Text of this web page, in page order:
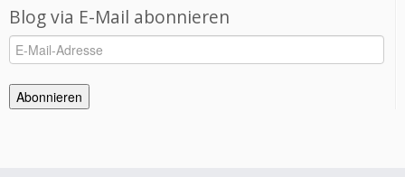
Blog via E-Mail abonnieren
E-
Mail-
Adresse
Abonnieren